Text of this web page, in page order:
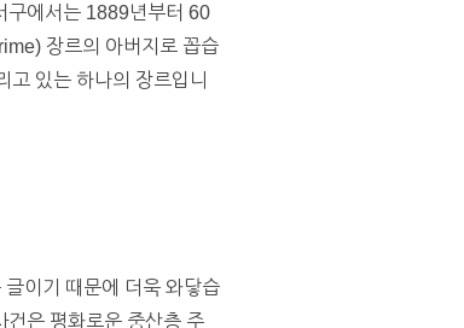
구에서는 1889년부터 60
장르의 아버지로 꼽습
고 있는 하나의 장르입니
이기 때문에 더욱 와닿습
건은 평화로운 중산층 주